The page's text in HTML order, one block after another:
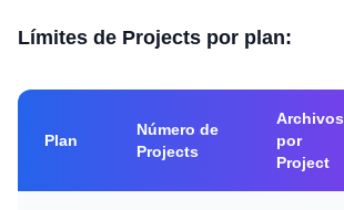
Límites de Projects por plan:
Plan
Número de
Projects
Archivos
por
Project